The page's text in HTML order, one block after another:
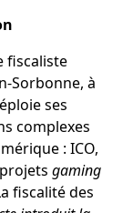
fiscaliste
Sorbonne, à
ses
complexes
: ICO,
projetsgaming
fiscalité des